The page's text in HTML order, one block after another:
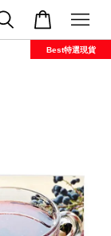
Best特選現貨